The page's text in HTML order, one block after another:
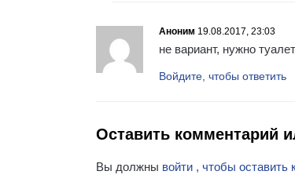
Аноним 19.08.2017, 23:03
не вариант, нужно
Войдите, чтобы ответить
Оставить комментарий
Вы должны войти , чтобы оставить